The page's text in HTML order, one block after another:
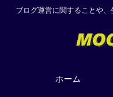
ブログ運営に関することや、
ホーム